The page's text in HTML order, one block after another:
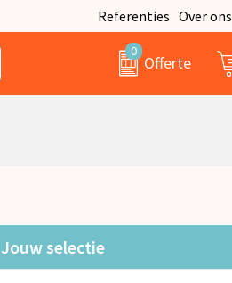
Referenties Over ons
0
Offerte
Jouw selectie